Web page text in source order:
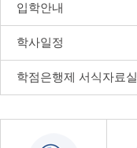
입학안내
학사일정
학점은행제 서식자료실